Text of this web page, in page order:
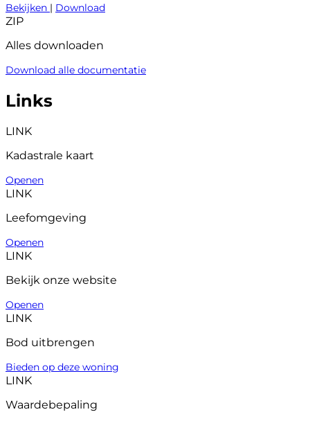
Bekijken | Download
ZIP
Alles downloaden
Download alle documentatie
Links
LINK
Kadastrale kaart
Openen
LINK
Leefomgeving
Openen
LINK
Bekijk onze website
Openen
LINK
Bod uitbrengen
Bieden op deze woning
LINK
Waardebepaling